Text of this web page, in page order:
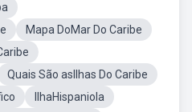
Mapa DoMar Do Caribe
Quais São asIlhas Do Caribe
IlhaHispaniola